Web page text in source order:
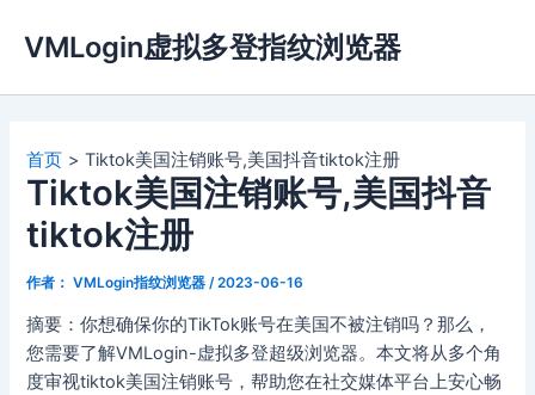
容
VMLogin虚拟多登指纹浏览器
首页 Tiktok美国注销账号,美国抖音tiktok注册
Tiktok美国注销账号,美国抖音
tiktok注册
作者： VMLogin指纹浏览器 /2023-06-16
摘要：你想确保你的TikTok账号在美国不被注销吗？那么，
您需要了解VMLogin-虚拟多登超级浏览器。本文将从多个角
度审视tiktok美国注销账号，帮助您在社交媒体平台上安心畅